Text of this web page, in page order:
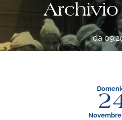
da
Novembre